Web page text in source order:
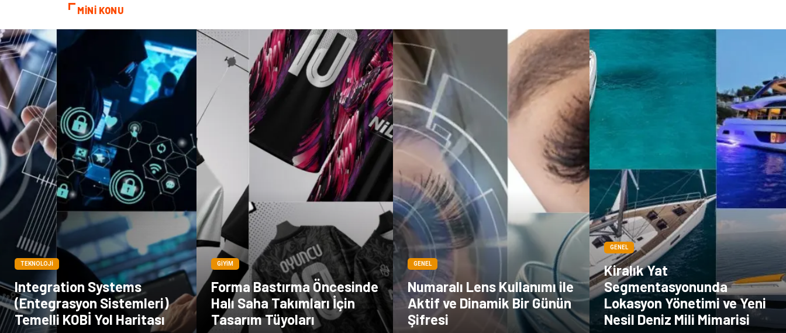
Birlikler
Bebek Giyim
Markalar Kültür
Periyodik Kontrol
İthalat İhracat
Alüminyum Restaurant
MİNİ KONU
TEKNOLOJI
Integration Systems
(Entegrasyon Sistemleri)
Temelli KOBİ Yol Haritası
GIYIM
Forma Bastırma Öncesinde
Halı Saha Takımları İçin
Tasarım Tüyoları
GENEL
Numaralı Lens Kullanımı ile
Aktif ve Dinamik Bir Günün
Şifresi
GENEL
Kiralık Yat
Segmentasyonunda
Lokasyon Yönetimi ve Yeni
Nesil Deniz Mili Mimarisi